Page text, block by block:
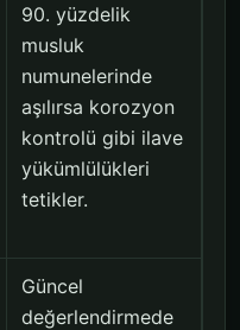
90. yüzdelik
musluk
numunelerinde
aşılırsa korozyon
kontrolü gibi ilave
yükümlülükleri
tetikler.
Güncel
değerlendirmede